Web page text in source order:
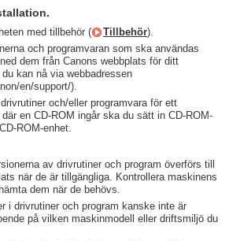
med tillbehör ( Tillbehör).
och programvaran som ska användas
dem från Canons webbplats för ditt
du kan nå via webbadressen
en/support/).
och/eller programvara för ett
en CD-ROM ingår ska du sätt in CD-ROM-
ROM-enhet.
av drivrutiner och program överförs till
när de är tillgängliga. Kontrollera maskinens
dem när de behövs.
i drivrutiner och program kanske inte är
på vilken maskinmodell eller driftsmiljö du